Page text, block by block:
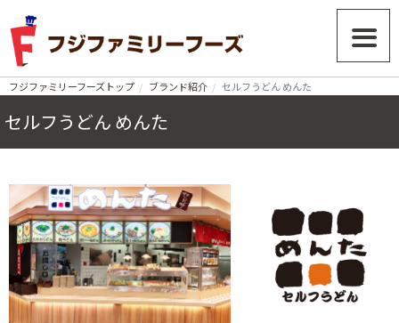
フジファミリーフーズトップ ブランド紹介 セルフうどん めんた
セルフうどん めんた